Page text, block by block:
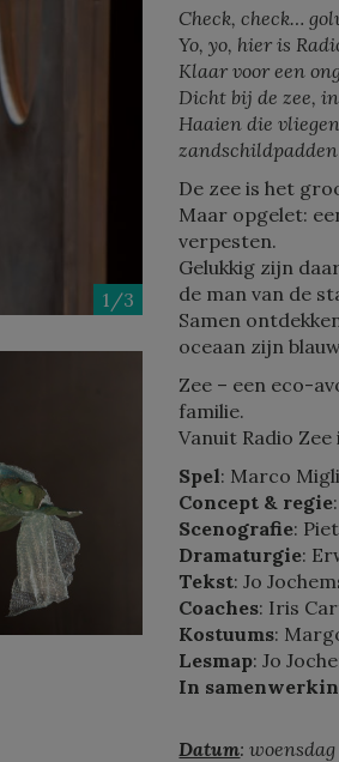
1/3
Check, check…
Yo, yo, hier is
Klaar voor een
Dicht bij de zee,
Haaien die
De zee is het
Maar opgelet:
verpesten.
Gelukkig zijn
de man van de
Samen
oceaan zijn
Zee – een eco-
familie.
Vanuit Radio
Spel: Marco
Concept & regie
Scenografie:
Dramaturgie:
Tekst: Jo
Coaches: Iris
Kostuums:
Lesmap: Jo
In
Datum: